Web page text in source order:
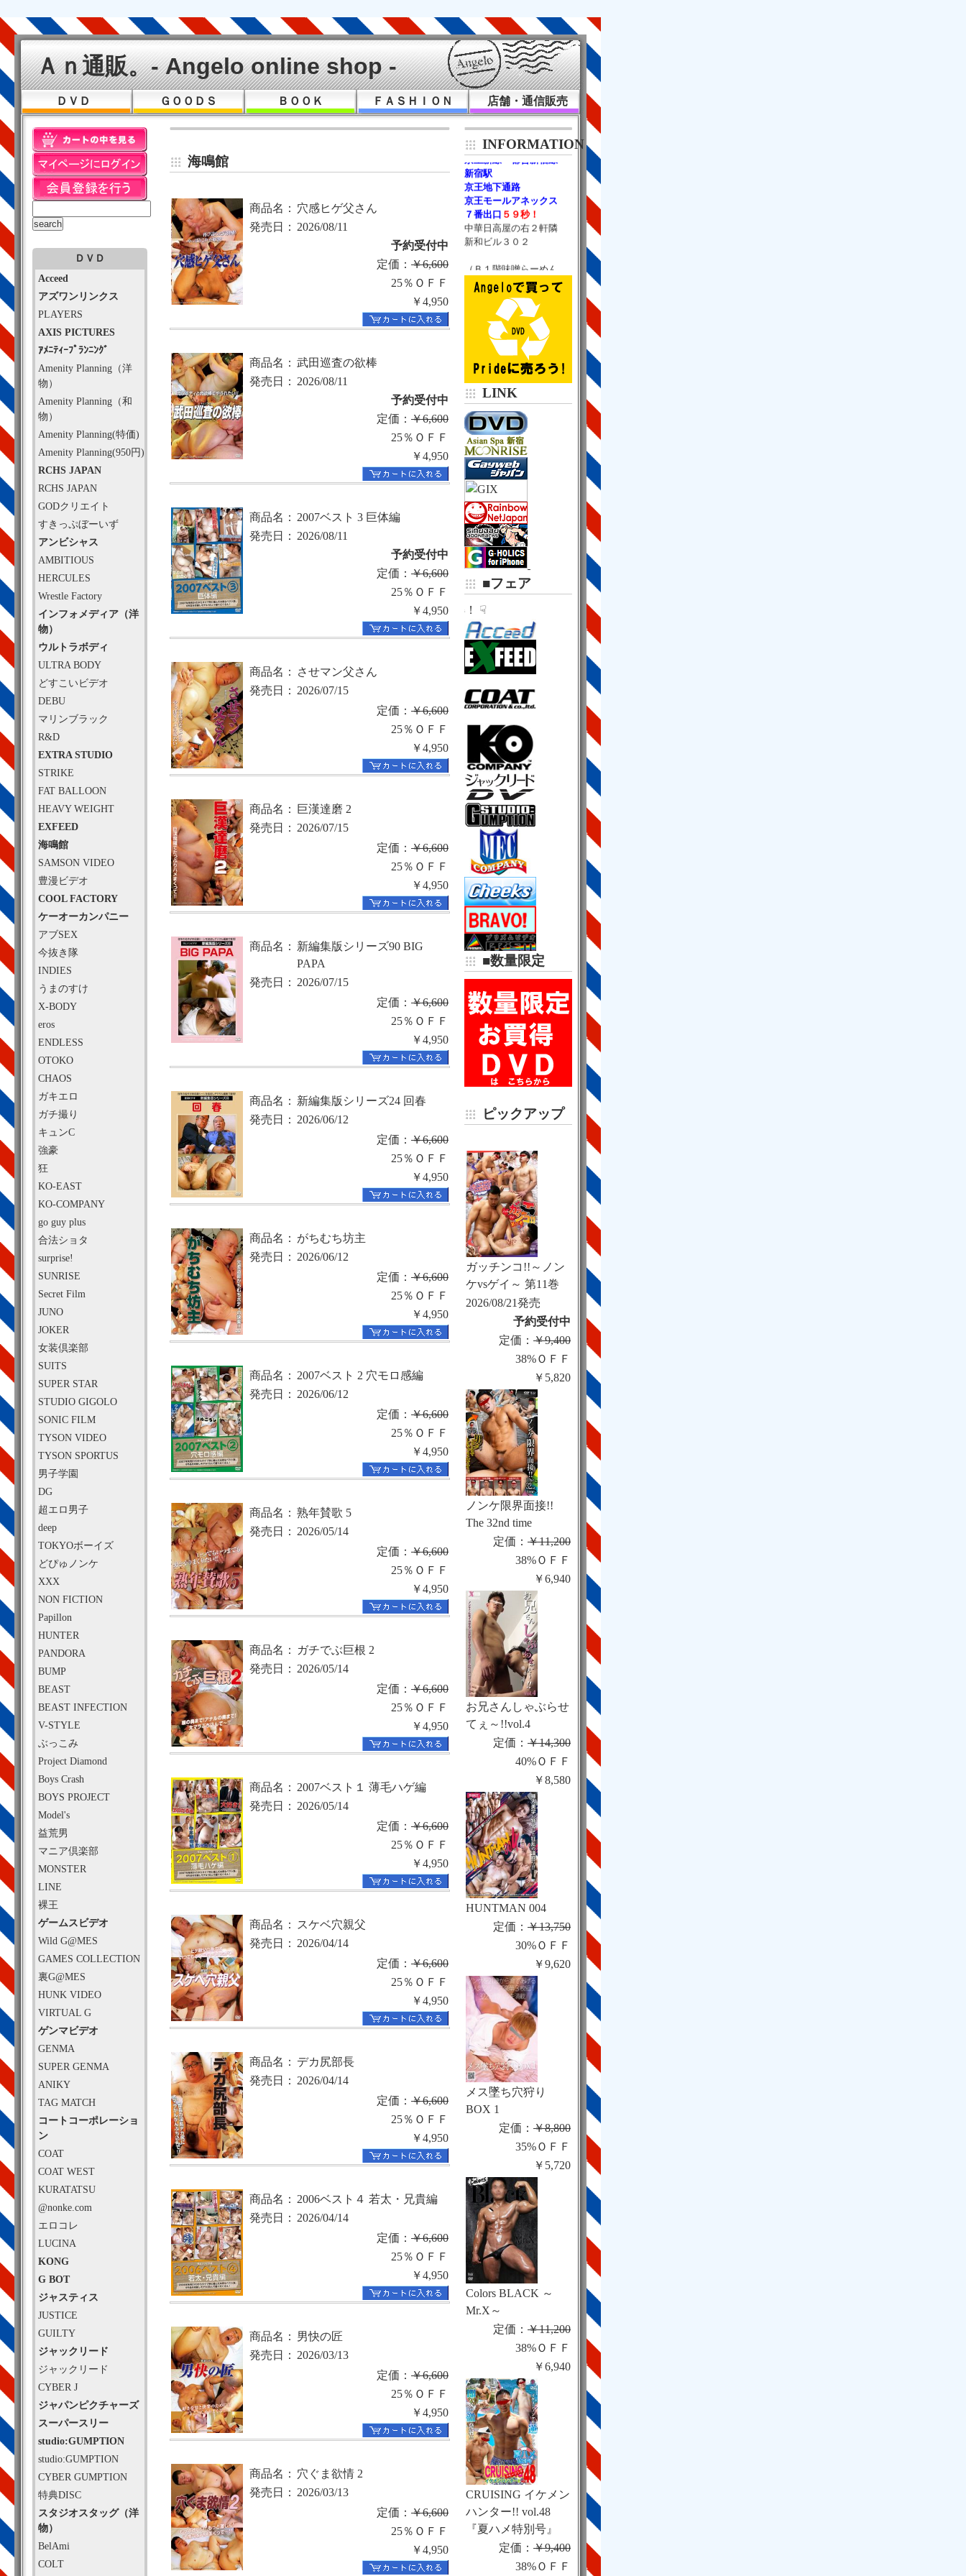
Ａｎ通販。- Angelo online shop -
ＤＶＤ ＧＯＯＤＳ ＢＯＯＫ ＦＡＳＨＩＯＮ 店舗・通信販売
ＤＶＤ
Acceed
アズワンリンクス
PLAYERS
AXIS PICTURES
ｱﾒﾆﾃｨｰﾌﾟﾗﾝﾆﾝｸﾞ
Amenity Planning（洋
物）
Amenity Planning（和
物）
Amenity Planning(特価)
Amenity Planning(950円)
RCHS JAPAN
RCHS JAPAN
GODクリエイト
すきっぷぼーいず
アンビシャス
AMBITIOUS
HERCULES
Wrestle Factory
インフォメディア（洋
物）
ウルトラボディ
ULTRA BODY
どすこいビデオ
DEBU
マリンブラック
R&D
EXTRA STUDIO
STRIKE
FAT BALLOON
HEAVY WEIGHT
EXFEED
海鳴館
SAMSON VIDEO
豊漫ビデオ
COOL FACTORY
ケーオーカンパニー
アブSEX
今抜き隊
INDIES
うまのすけ
X-BODY
eros
ENDLESS
OTOKO
CHAOS
ガキエロ
ガチ撮り
キュンC
強豪
狂
KO-EAST
KO-COMPANY
go guy plus
合法ショタ
surprise!
SUNRISE
Secret Film
JUNO
JOKER
女装倶楽部
SUITS
SUPER STAR
STUDIO GIGOLO
SONIC FILM
TYSON VIDEO
TYSON SPORTUS
男子学園
DG
超エロ男子
deep
TOKYOボーイズ
どぴゅノンケ
XXX
NON FICTION
Papillon
HUNTER
PANDORA
BUMP
BEAST
BEAST INFECTION
V-STYLE
ぶっこみ
Project Diamond
Boys Crash
BOYS PROJECT
Model's
益荒男
マニア倶楽部
MONSTER
LINE
裸王
ゲームスビデオ
Wild G@MES
GAMES COLLECTION
裏G@MES
HUNK VIDEO
VIRTUAL G
ゲンマビデオ
GENMA
SUPER GENMA
ANIKY
TAG MATCH
コートコーポレーショ
ン
COAT
COAT WEST
KURATATSU
@nonke.com
エロコレ
LUCINA
KONG
G BOT
ジャスティス
JUSTICE
GUILTY
ジャックリード
ジャックリード
CYBER J
ジャパンピクチャーズ
スーパースリー
studio:GUMPTION
studio:GUMPTION
CYBER GUMPTION
特典DISC
スタジオスタッグ（洋
物）
BelAmi
COLT
海鳴館
商品名： 穴感ヒゲ父さん
発売日： 2026/08/11
予約受付中
定価： ￥6,600
25％ＯＦＦ
￥4,950
商品名： 武田巡査の欲棒
発売日： 2026/08/11
予約受付中
定価： ￥6,600
25％ＯＦＦ
￥4,950
商品名： 2007ベスト 3 巨体編
発売日： 2026/08/11
予約受付中
定価： ￥6,600
25％ＯＦＦ
￥4,950
商品名：
させマン父さん
発売日： 2026/07/15
定価： ￥6,600
25％ＯＦＦ
￥4,950
商品名：
巨漢達磨 2
発売日： 2026/07/15
定価： ￥6,600
25％ＯＦＦ
￥4,950
商品名： 新編集版シリーズ90 BIG
PAPA
発売日： 2026/07/15
定価： ￥6,600
25％ＯＦＦ
￥4,950
商品名： 新編集版シリーズ24 回春
発売日： 2026/06/12
定価： ￥6,600
25％ＯＦＦ
￥4,950
商品名： がちむち坊主
発売日： 2026/06/12
定価： ￥6,600
25％ＯＦＦ
￥4,950
商品名： 2007ベスト 2 穴モロ感編
発売日： 2026/06/12
定価： ￥6,600
25％ＯＦＦ
￥4,950
商品名： 熟年賛歌 5
発売日： 2026/05/14
定価： ￥6,600
25％ＯＦＦ
￥4,950
商品名：
ガチでぶ巨根 2
発売日： 2026/05/14
定価： ￥6,600
25％ＯＦＦ
￥4,950
商品名： 2007ベスト１ 薄毛ハゲ編
発売日： 2026/05/14
定価： ￥6,600
25％ＯＦＦ
￥4,950
商品名：
スケベ穴親父
発売日： 2026/04/14
定価： ￥6,600
25％ＯＦＦ
￥4,950
商品名： デカ尻部長
発売日： 2026/04/14
定価： ￥6,600
25％ＯＦＦ
￥4,950
商品名： 2006ベスト４ 若太・兄貴編
発売日： 2026/04/14
定価： ￥6,600
25％ＯＦＦ
￥4,950
商品名： 男快の匠
発売日： 2026/03/13
定価： ￥6,600
25％ＯＦＦ
￥4,950
商品名： 穴ぐま欲情 2
発売日： 2026/03/13
定価： ￥6,600
25％ＯＦＦ
￥4,950
INFORMATION
５千円以上
５％相当額の金券
チケットバック！
（通販は除く）
京王新線・都営新宿線
新宿駅
京王地下通路
京王モールアネックス
７番出口 ５９秒！
中華日高屋の右２軒隣
新和ビル３０２
LINK
■フェア
☟ さらにお買得！ ☟
■数量限定
ピックアップ
ガッチンコ!!～ノン
ケvsゲイ～ 第11巻
2026/08/21発売
予約受付中
定価： ￥9,400
38%ＯＦＦ
￥5,820
ノンケ限界面接!!
The 32nd time
定価： ￥11,200
38%ＯＦＦ
￥6,940
お兄さんしゃぶらせ
てぇ～!!vol.4
定価： ￥14,300
40%ＯＦＦ
￥8,580
HUNTMAN 004
定価： ￥13,750
30%ＯＦＦ
￥9,620
メス墜ち穴狩り
BOX 1
定価： ￥8,800
35%ＯＦＦ
￥5,720
Colors BLACK ～
Mr.X～
定価： ￥11,200
38%ＯＦＦ
￥6,940
CRUISING イケメン
ハンター!! vol.48
『夏ハメ特別号』
定価： ￥9,400
38%ＯＦＦ